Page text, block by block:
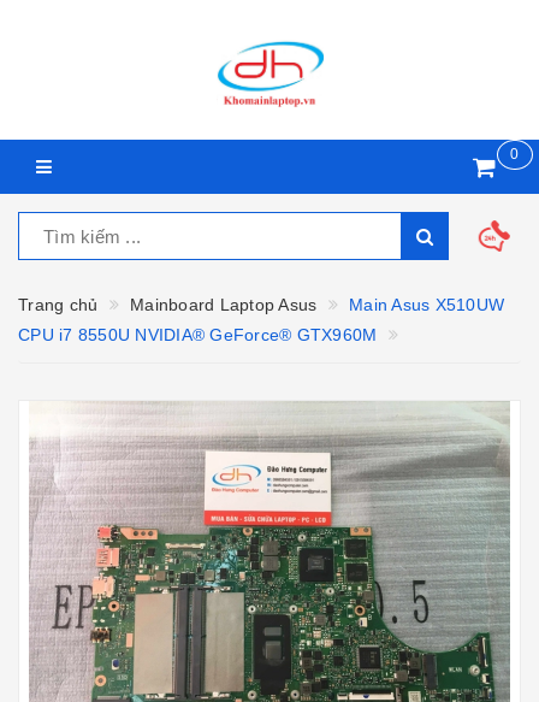
0
Trang chủ Mainboard Laptop Asus
Main Asus X510UW
CPU i7 8550U NVIDIA® GeForce® GTX960M